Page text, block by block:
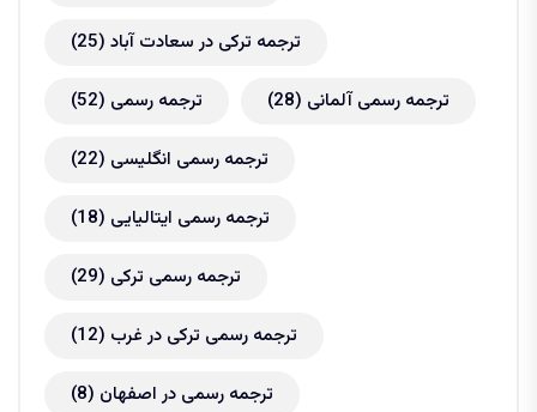
ترجمه ترکی در سعادت آباد (25)
ترجمه رسمی (52) ترجمه رسمی آلمانی (28)
ترجمه رسمی انگلیسی (22)
ترجمه رسمی ایتالیایی (18)
ترجمه رسمی ترکی (29)
ترجمه رسمی ترکی در غرب (12)
ترجمه رسمی در اصفهان (8)